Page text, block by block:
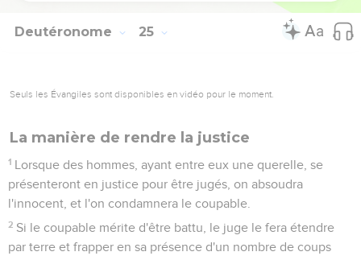
Deutéronome 25
Seuls les Évangiles sont disponibles en vidéo pour le moment.
La manière de rendre la justice
1 Lorsque des hommes, ayant entre eux une querelle, se
présenteront en justice pour être jugés, on absoudra
l'innocent, et l'on condamnera le coupable.
2 Si le coupable mérite d'être battu, le juge le fera étendre
par terre et frapper en sa présence d'un nombre de coups